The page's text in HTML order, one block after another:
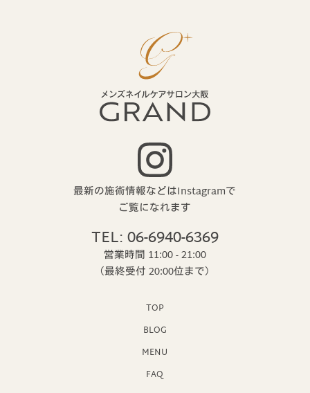
最新の施術情報などはInstagramで
ご覧になれます
TEL: 06-6940-6369
営業時間 11:00 - 21:00
（最終受付 20:00位まで）
TOP
BLOG
MENU
FAQ